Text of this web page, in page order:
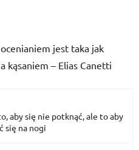
jest taka jak
kąsaniem – Elias Canetti
aby się nie potknąć, ale to aby
się na nogi